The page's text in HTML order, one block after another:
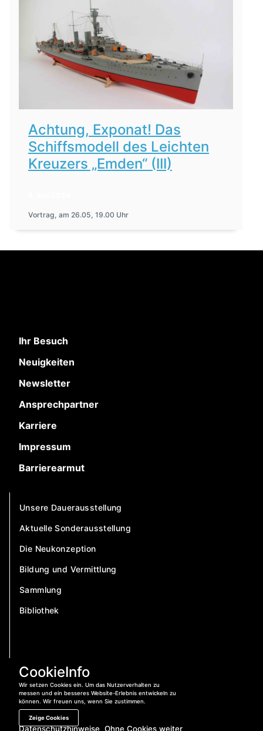
CookieInfo
Wir setzen Cookies ein. Um das Nutzerverhalten zu
messen und ein besseres Website-Erlebnis entwickeln zu
können. Wir freuen uns, wenn Sie zustimmen.
Zeige Cookies
Datenschutzhinweise Ohne Cookies weiter
Achtung, Exponat! Das
Schiffsmodell des Leichten
Kreuzers „Emden“ (III)
Vortrag, am 26.05, 19.00 Uhr
Ihr Besuch
Neuigkeiten
Newsletter
Ansprechpartner
Karriere
Impressum
Barrierearmut
Unsere Dauerausstellung
Aktuelle Sonderausstellung
Die Neukonzeption
Bildung und Vermittlung
Sammlung
Bibliothek